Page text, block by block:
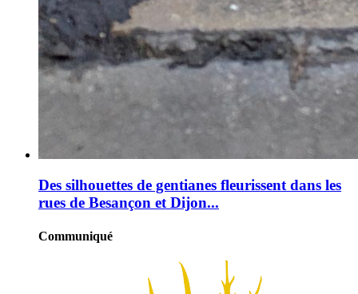
Des silhouettes de gentianes fleurissent dans les
rues de Besançon et Dijon...
Communiqué